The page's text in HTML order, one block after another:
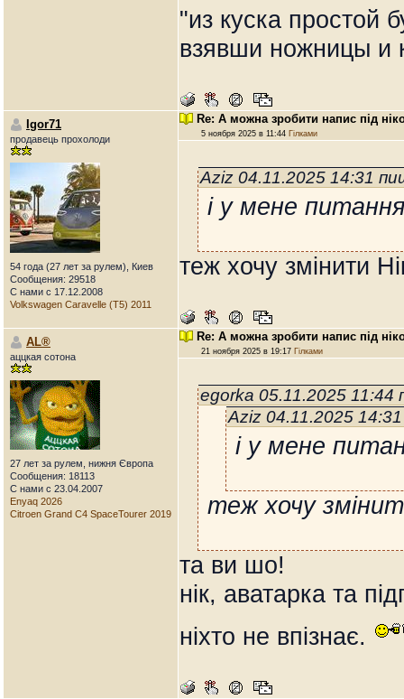
"из куска простой
взявши ножницы и
Igor71
продавець прохолоди
54 года (27 лет за рулем), Киев
Сообщения: 29518
С нами с 17.12.2008
Volkswagen Caravelle (T5) 2011
Re: А можна зробити напис під
5 ноября 2025 в 11:44 Гілками
Aziz 04.11.2025 14:31
і у мене
теж хочу змінити
AL®
аццкая сотона
27 лет за рулем, нижня Європа
Сообщения: 18113
С нами с 23.04.2007
Enyaq 2026
Citroen Grand C4 SpaceTourer 2019
Re: А можна зробити напис під
21 ноября 2025 в 19:17 Гілками
egorka 05.11.2025
Aziz 04.11.2025
і у мене
теж хочу
та ви шо!
нік, аватарка та
ніхто не впізнає.